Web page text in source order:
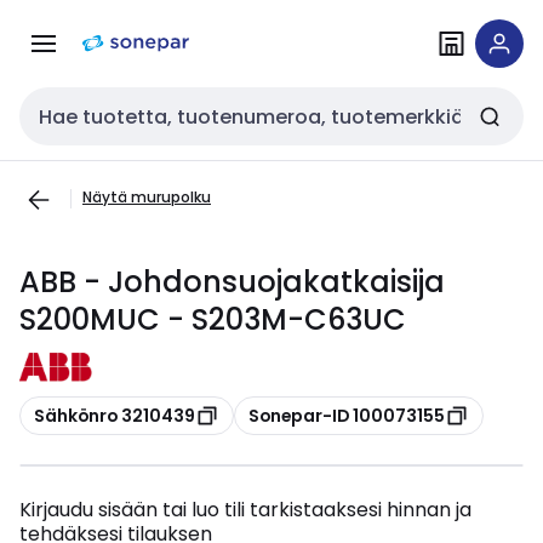
navigointiinsisältöön
Haku
Näytä murupolku
ABB - Johdonsuojakatkaisija
S200MUC - S203M-C63UC
Kopioi
Sähkönro 3210439 Kopioi
Sonepar-ID 100073155
Kirjaudu sisään tai luo tili tarkistaaksesi hinnan ja
tehdäksesi tilauksen